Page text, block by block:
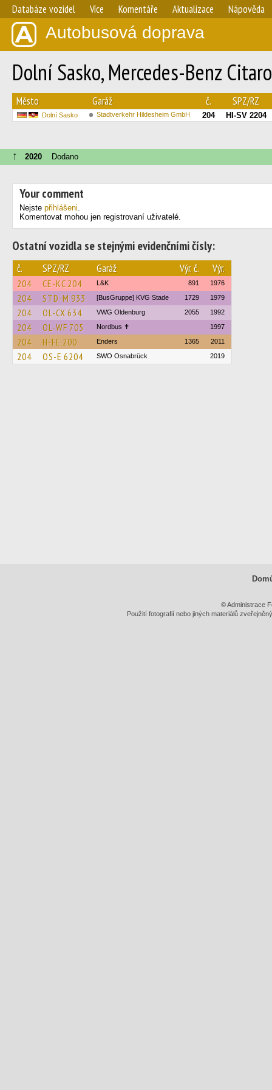
Databáze vozidel Více Komentáře Aktualizace Nápověda
Autobusová doprava
Dolní Sasko, Mercedes-Benz
Město Garáž č. SPZ/RZ
Dolní Sasko Stadtverkehr Hildesheim GmbH 204 HI-SV 2204
↑ 2020 Dodano
Your comment
Nejste přihlášeni.
Komentovat mohou jen registrovaní uživatelé.
Ostatní vozidla se stejnými evidenčními čísly:
č. SPZ/RZ Garáž Výr. č. Výr.
204 CE-KC 204 L&K 891 1976
204 STD-M 933 [BusGruppe] KVG Stade 1729 1979
204 OL-CX 634 VWG Oldenburg 2055 1992
204 OL-WF 705 Nordbus ✝ 1997
204 H-FE 200 Enders 1365 2011
204 OS-E 6204 SWO Osnabrück 2019
© Administrace
Použití fotografií nebo jiných materiálů